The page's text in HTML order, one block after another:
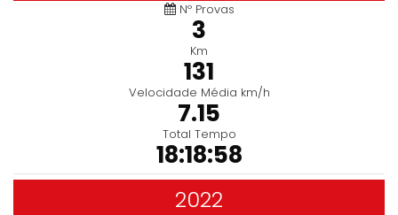
Nº Provas
3
Km
131
Velocidade Média km/h
7.15
Total Tempo
18:18:58
2022